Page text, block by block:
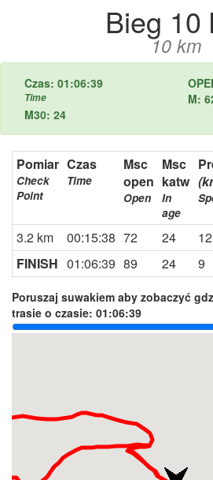
Bieg 10
10 km
Czas: 01:06:39
Time
M:
M30: 24
Pomiar
Check
Point
Czas
Time
Msc
open
Open
Msc
katw
In
age
3.2 km 00:15:38 72 24
FINISH 01:06:39 89 24 9
Poruszaj suwakiem aby zobaczyć
trasie o czasie: 01:06:39